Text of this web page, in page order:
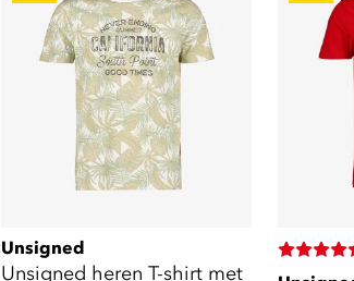
Unsigned
Unsigned heren T-shirt met